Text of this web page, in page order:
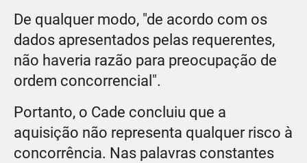
De qualquer modo, "de acordo com os
dados apresentados pelas requerentes,
não haveria razão para preocupação de
ordem concorrencial".
Portanto, o Cade concluiu que a
aquisição não representa qualquer risco à
concorrência. Nas palavras constantes